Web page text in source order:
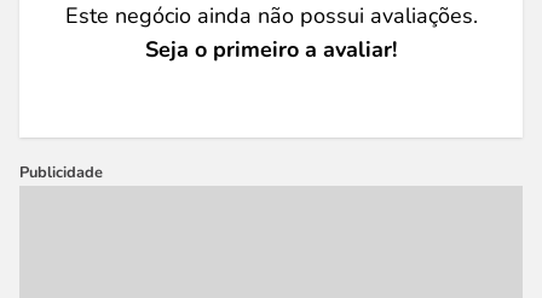
Este negócio ainda não possui avaliações.
Seja o primeiro a avaliar!
Publicidade